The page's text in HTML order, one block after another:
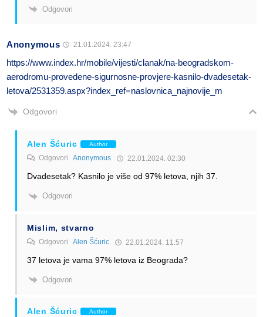
Odgovori
Anonymous 21.01.2024. 23:47
https://www.index.hr/mobile/vijesti/clanak/na-beogradskom-
aerodromu-provedene-sigurnosne-provjere-kasnilo-dvadesetak-
letova/2531359.aspx?index_ref=naslovnica_najnovije_m
Odgovori
Alen Šćuric Author
Odgovori Anonymous 22.01.2024. 02:30
Dvadesetak? Kasnilo je više od 97% letova, njih 37.
Odgovori
Mislim, stvarno
Odgovori Alen Šćuric 22.01.2024. 11:57
37 letova je vama 97% letova iz Beograda?
Odgovori
Alen Šćuric Author